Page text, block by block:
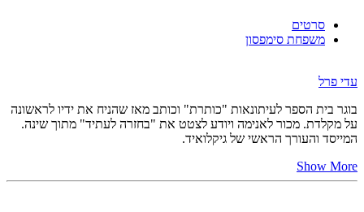
סרטים
משפחת סימפסון
עדי פרל
בוגר בית הספר לעיתונאות "כותרת" וכותב מאז שהניח את ידיו לראשונה
על מקלדת. מכור לאנימה ויודע לצטט את "בחזרה לעתיד" מתוך שינה.
המייסד והעורך הראשי של גיקלואיד.
Show More